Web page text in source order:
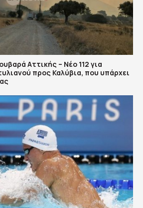
Αττικής – Νέο 112 για
προς Καλύβια, που υπάρχει